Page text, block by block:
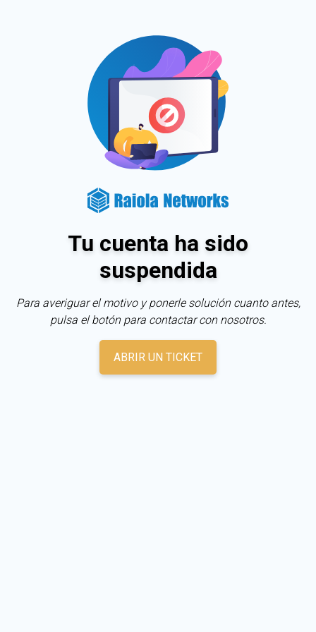
Tu cuenta ha sido
suspendida
Para averiguar el motivo y ponerle solución cuanto antes,
pulsa el botón para contactar con nosotros.
ABRIR UN TICKET